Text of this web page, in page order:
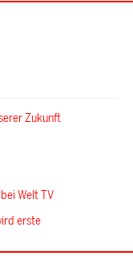
Zukunft
Welt TV
erste